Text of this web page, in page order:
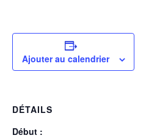
Ajouter au calendrier
DÉTAILS
Début :